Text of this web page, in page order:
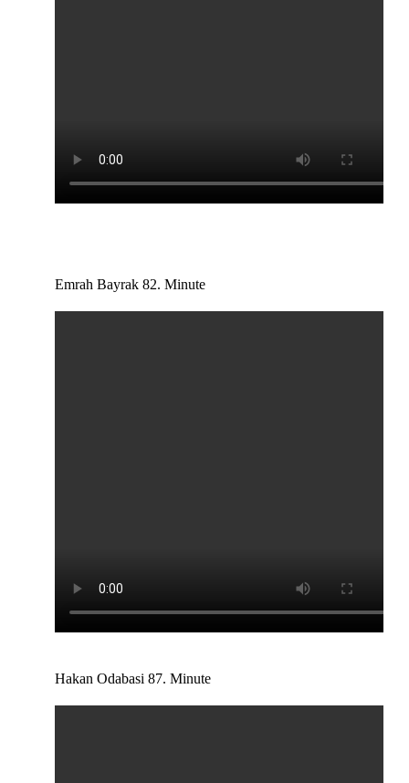
Emrah Bayrak 82. Minute
Hakan Odabasi 87. Minute